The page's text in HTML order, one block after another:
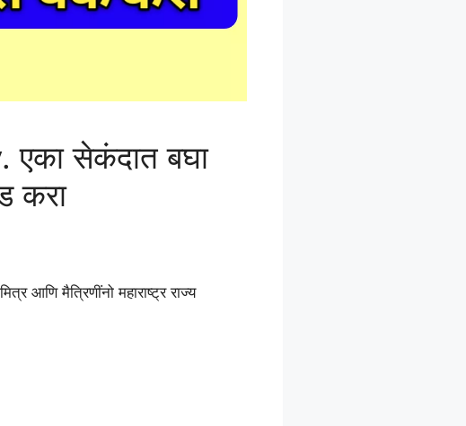
सेकंदात बघा
करा
आणि मैत्रिणींनो महाराष्ट्र राज्य